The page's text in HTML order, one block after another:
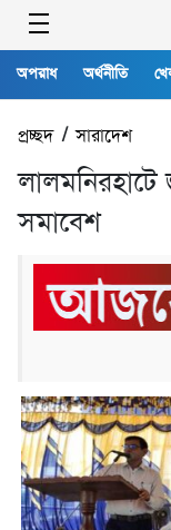
অপরাধ অর্থনীতি
প্রচ্ছদ/সারাদেশ
লালমনিরহাটে
সমাবেশ